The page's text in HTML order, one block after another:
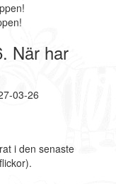
När har
03-26
i den senaste